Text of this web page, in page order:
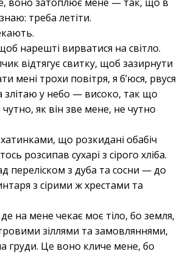
воно затоплює мене — так, що в
треба летіти.
нарешті вирватися на світло.
відтягує свитку, щоб зазирнути
мені трохи повітря, я б’юся, рвуся
злітаю у небо — високо, так що
як він зве мене, не чутно
що розкидані обабіч
розсипав сухарі з сірого хліба.
переліском з дуба та сосни — до
з сірими ж хрестами та
на мене чекає моє тіло, бо земля,
зіллями та замовляннями,
груди. Це воно кличе мене, бо